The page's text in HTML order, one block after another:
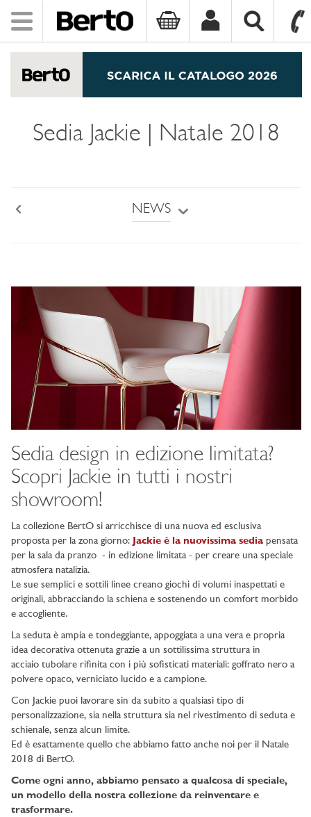
Toggle
navigation
Sedia Jackie | Natale 2018
NEWS
Sedia design in edizione limitata?
Scopri Jackie in tutti i nostri
showroom!
La collezione BertO si arricchisce di una nuova ed esclusiva
proposta per la zona giorno: Jackie è la nuovissima sedia pensata
per la sala da pranzo - in edizione limitata - per creare una speciale
atmosfera natalizia.
Le sue semplici e sottili linee creano giochi di volumi inaspettati e
originali, abbracciando la schiena e sostenendo un comfort morbido
e accogliente.
La seduta è ampia e tondeggiante, appoggiata a una vera e propria
idea decorativa ottenuta grazie a un sottilissima struttura in
acciaio tubolare rifinita con i più sofisticati materiali: goffrato nero a
polvere opaco, verniciato lucido e a campione.
Con Jackie puoi lavorare sin da subito a qualsiasi tipo di
personalizzazione, sia nella struttura sia nel rivestimento di seduta e
schienale, senza alcun limite.
Ed è esattamente quello che abbiamo fatto anche noi per il Natale
2018 di BertO.
Come ogni anno, abbiamo pensato a qualcosa di speciale,
un modello della nostra collezione da reinventare e
trasformare.